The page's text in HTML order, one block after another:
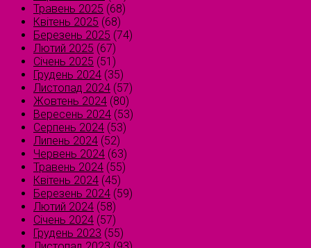
Травень 2025 (68)
Квітень 2025 (68)
Березень 2025 (74)
Лютий 2025 (67)
Січень 2025 (51)
Грудень 2024 (35)
Листопад 2024 (57)
Жовтень 2024 (80)
Вересень 2024 (53)
Серпень 2024 (53)
Липень 2024 (52)
Червень 2024 (63)
Травень 2024 (55)
Квітень 2024 (45)
Березень 2024 (59)
Лютий 2024 (58)
Січень 2024 (57)
Грудень 2023 (55)